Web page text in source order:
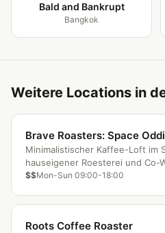
Bald and Bankrupt
Bangkok
Weitere Locations in
Brave Roasters: Space
Minimalistischer Kaffee-Loft im
hauseigener Roesterei und Co-
$$Mon-Sun 09:00-18:00
Roots Coffee Roaster